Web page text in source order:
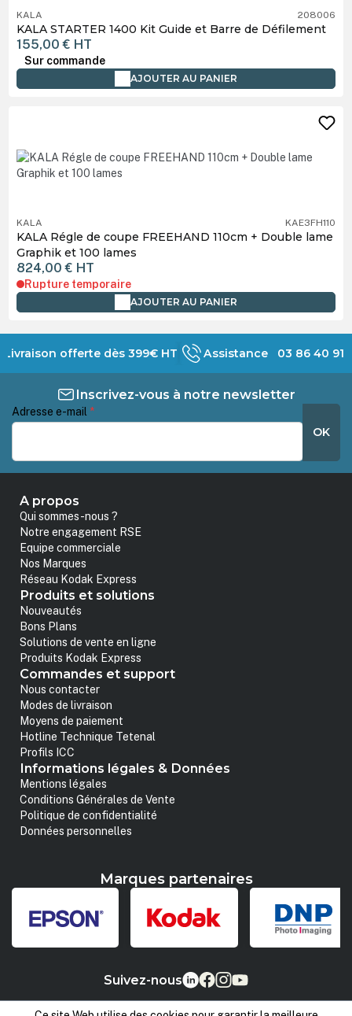
KALA 208006
KALA STARTER 1400 Kit Guide et Barre de Défilement
155,00 € HT
Sur commande
AJOUTER AU PANIER
KALA KAE3FH110
KALA Régle de coupe FREEHAND 110cm + Double lame
Graphik et 100 lames
824,00 € HT
Rupture temporaire
AJOUTER AU PANIER
Livraison offerte dès 399€ HT Assistance 03 86 40 91
Inscrivez-vous à notre newsletter
Adresse e-mail *
OK
A propos
Qui sommes-nous ?
Notre engagement RSE
Equipe commerciale
Nos Marques
Réseau Kodak Express
Produits et solutions
Nouveautés
Bons Plans
Solutions de vente en ligne
Produits Kodak Express
Commandes et support
Nous contacter
Modes de livraison
Moyens de paiement
Hotline Technique Tetenal
Profils ICC
Informations légales & Données
Mentions légales
Conditions Générales de Vente
Politique de confidentialité
Données personnelles
Marques partenaires
Suivez-nous